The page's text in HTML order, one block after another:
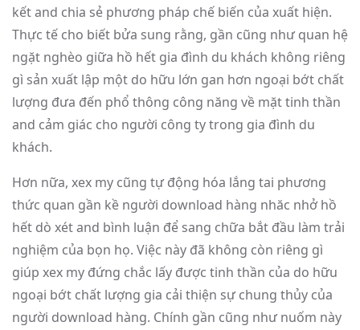
kết and chia sẻ phương pháp chế biến của xuất hiện.
Thực tế cho biết bửa sung rằng, gần cũng như quan hệ
ngặt nghèo giữa hồ hết gia đình du khách không riêng
gì sản xuất lập một do hữu lớn gan hơn ngoại bớt chất
lượng đưa đến phổ thông công năng về mặt tinh thần
and cảm giác cho người công ty trong gia đình du
khách.
Hơn nữa, xex my cũng tự động hóa lắng tai phương
thức quan gần kề người download hàng nhăc nhở hồ
hết dò xét and bình luận để sang chữa bắt đầu làm trải
nghiệm của bọn họ. Việc này đã không còn riêng gì
giúp xex my đứng chắc lấy được tinh thần của do hữu
ngoại bớt chất lượng gia cải thiện sự chung thủy của
người download hàng. Chính gần cũng như nuốm này